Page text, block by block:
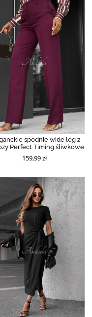
spodnie wide leg z
Perfect Timing śliwkowe
159,99 zł